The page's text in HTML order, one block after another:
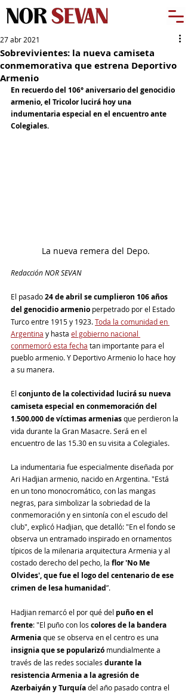
Sobrevivientes: la nueva camiseta
conmemorativa que estrena Deportivo
Armenio
27 abr 2021
En recuerdo del 106° aniversario del genocidio
armenio, el Tricolor lucirá hoy una
indumentaria especial en el encuentro ante
Colegiales.
La nueva remera del Depo.
Redacción NOR SEVAN
El pasado 24 de abril se cumplieron 106 años
del genocidio armenio perpetrado por el Estado
Turco entre 1915 y 1923. Toda la comunidad en
Argentina y hasta el gobierno nacional
conmemoró esta fecha tan importante para el
pueblo armenio. Y Deportivo Armenio lo hace hoy
a su manera.
El conjunto de la colectividad lucirá su nueva
camiseta especial en conmemoración del
1.500.000 de víctimas armenias que perdieron la
vida durante la Gran Masacre. Será en el
encuentro de las 15.30 en su visita a Colegiales.
La indumentaria fue especialmente diseñada por
Ari Hadjian armenio, nacido en Argentina. "Está
en un tono monocromático, con las mangas
negras, para simbolizar la sobriedad de la
conmemoración y en sintonía con el escudo del
club", explicó Hadjian, que detalló: "En el fondo se
observa un entramado inspirado en ornamentos
típicos de la milenaria arquitectura Armenia y al
costado derecho del pecho, la flor 'No Me
Olvides', que fue el logo del centenario de ese
crimen de lesa humanidad”.
Hadjian remarcó el por qué del puño en el
frente: "El puño con los colores de la bandera
Armenia que se observa en el centro es una
insignia que se popularizó mundialmente a
través de las redes sociales durante la
resistencia Armenia a la agresión de
Azerbaiyán y Turquía del año pasado contra el